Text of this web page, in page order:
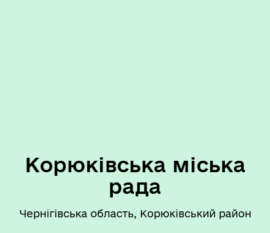
Корюківська міська
рада
Чернігівська область, Корюківський район